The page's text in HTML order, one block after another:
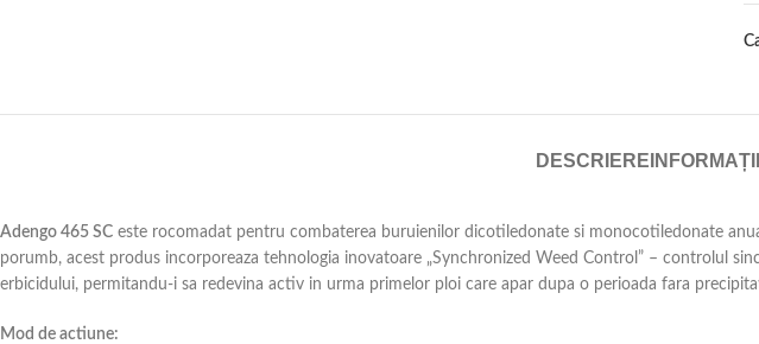
DESCRIERE
Adengo 465 SC este rocomadat pentru combaterea buruienilor dicotiledonate si monocotiledonate
porumb, acest produs incorporeaza tehnologia inovatoare „Synchronized Weed Control” – controlul
erbicidului, permitandu-i sa redevina activ in urma primelor ploi care apar dupa o perioada fara
Mod de actiune: